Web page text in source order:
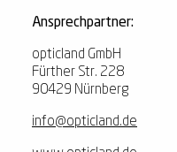
Ansprechpartner:
opticland GmbH
Fürther Str. 228
90429 Nürnberg
info@opticland.de